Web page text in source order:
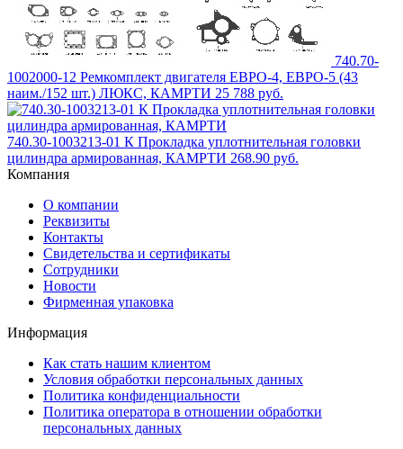
740.70-
1002000-12 Ремкомплект двигателя ЕВРО-4, ЕВРО-5 (43
наим./152 шт.) ЛЮКС, КАМРТИ 25 788 руб.
740.30-1003213-01 К Прокладка уплотнительная головки
цилиндра армированная, КАМРТИ 268.90 руб.
Компания
О компании
Реквизиты
Контакты
Свидетельства и сертификаты
Сотрудники
Новости
Фирменная упаковка
Информация
Как стать нашим клиентом
Условия обработки персональных данных
Политика конфиденциальности
Политика оператора в отношении обработки
персональных данных